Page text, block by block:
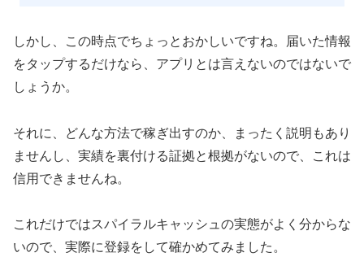
しかし、この時点でちょっとおかしいですね。届いた情報
をタップするだけなら、アプリとは言えないのではないで
しょうか。
それに、どんな方法で稼ぎ出すのか、まったく説明もあり
ませんし、実績を裏付ける証拠と根拠がないので、これは
信用できませんね。
これだけではスパイラルキャッシュの実態がよく分からな
いので、実際に登録をして確かめてみました。